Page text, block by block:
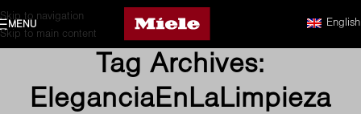
Skip to navigation
Skip to main content
MENU English
Tag Archives:
EleganciaEnLaLimpieza